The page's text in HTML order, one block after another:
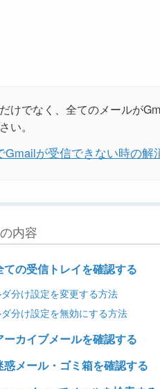
けでなく、全てのメールが
い。
Gmailが受信できない時の解
内容
ての受信トレイを確認する
分け設定を変更する方法
分け設定を無効にする方法
ーカイブメールを確認する
惑メール・ゴミ箱を確認する